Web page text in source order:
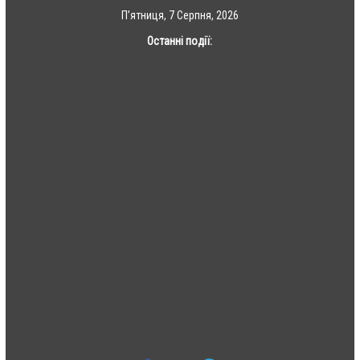
П’ятниця, 7 Серпня, 2026
Останні події: